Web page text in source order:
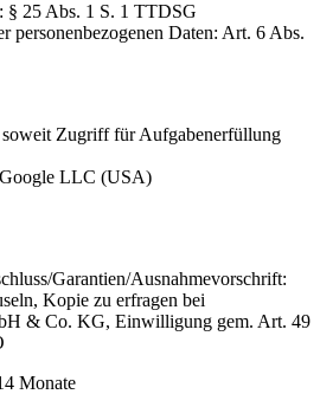
§ 25 Abs. 1 S. 1 TTDSG
personenbezogenen Daten: Art. 6 Abs.
Zugriff für Aufgabenerfüllung
LLC (USA)
Garantien/Ausnahmevorschrift:
Kopie zu erfragen bei
& Co. KG, Einwilligung gem. Art. 49
Monate